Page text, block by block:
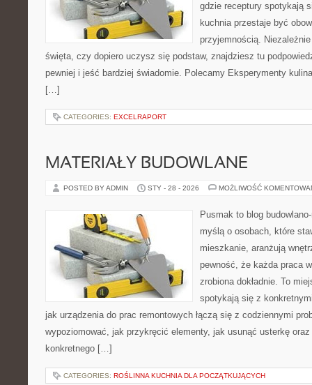
gdzie receptury spotykają
kuchnia przestaje być
przyjemnością.
święta, czy dopiero uczysz się podstaw, znajdziesz tu
pewniej i jeść bardziej świadomie. Polecamy Eksperymenty
[…]
CATEGORIES: EXCELRAPORT
MATERIAŁY BUDOWLANE
POSTED BY ADMIN STY - 28 - 2026 MOŻLIWOŚĆ
Pusmak to blog
myślą o osobach, które
mieszkanie, aranżują
pewność, że każda praca
zrobiona dokładnie. To
spotykają się z
jak urządzenia do prac remontowych łączą się z codziennymi
wypoziomować, jak przykręcić elementy, jak usunąć usterkę
konkretnego […]
CATEGORIES: ROŚLINNA KUCHNIA DLA POCZĄTKUJĄCYCH